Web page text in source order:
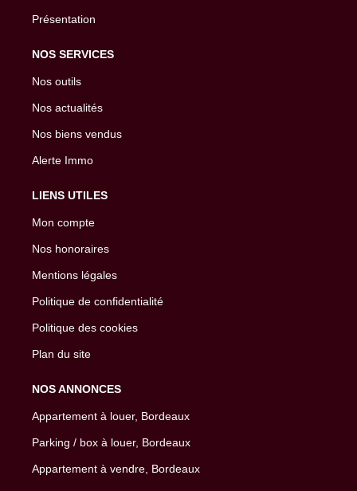
Présentation
NOS SERVICES
Nos outils
Nos actualités
Nos biens vendus
Alerte Immo
LIENS UTILES
Mon compte
Nos honoraires
Mentions légales
Politique de confidentialité
Politique des cookies
Plan du site
NOS ANNONCES
Appartement à louer, Bordeaux
Parking / box à louer, Bordeaux
Appartement à vendre, Bordeaux